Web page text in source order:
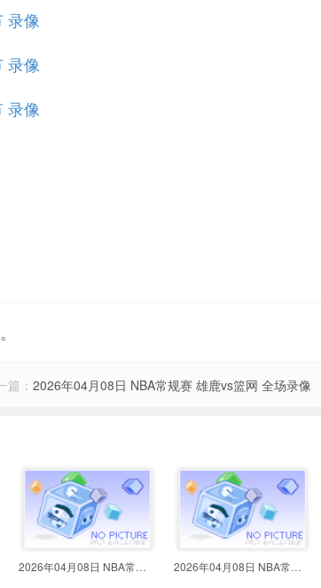
录像
录像
录像
篇： 2026年04月08日 NBA常规赛 雄鹿vs篮网 全场录像
2026年04月08日 NBA常规赛 国王vs 2026年04月08日 NBA常规赛 黄蜂vs